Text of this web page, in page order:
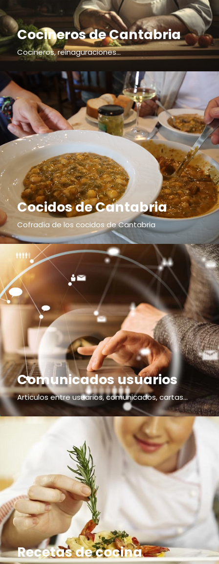
Cocineros de Cantabria
Cocineros, reinaguraciones...
Cocidos de Cantabria
Cofradía de los cocidos de Cantabria
Comunicados usuarios
Articulos entre usuarios, comunicados, cartas...
Recetas de cocina